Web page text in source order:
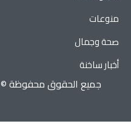
منوعات
صحة وجمال
أخبار ساخنة
جميع الحقوق محفوظة © 2026 موقع العراب الإخباري